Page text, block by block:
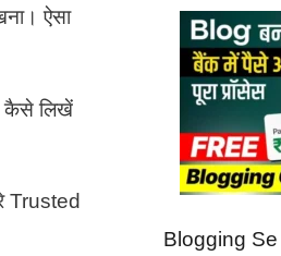
ऐसा
कैसे लिखें
Trusted
Blogging